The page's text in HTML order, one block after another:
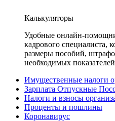
Калькуляторы
Удобные онлайн-
кадрового специалиста,
размеры пособий,
необходимых
Имущественные налоги
Зарплата Отпускные
Налоги и взносы
Проценты и пошлины
Коронавирус